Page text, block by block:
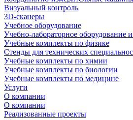
Визуальный контроль
3D-сканеры
Учебное оборудование
Учебно-лабораторное оборудование
Учебные комплекты по физике
Стенды для технических
Учебные комплекты по химии
Учебные комплекты по биологии
Учебные комплекты по медицине
Услуги
О компании
О компании
Реализованные проекты